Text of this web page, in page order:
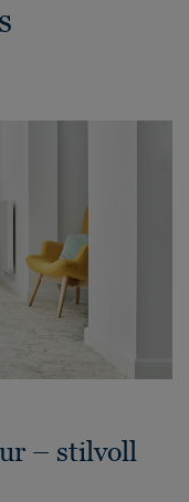
– stilvoll